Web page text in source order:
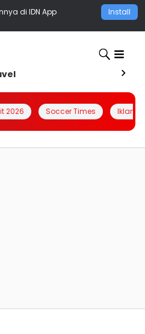
di IDN App Install
2026 Soccer Times Iklanin